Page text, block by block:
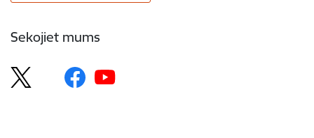
Sekojiet mums